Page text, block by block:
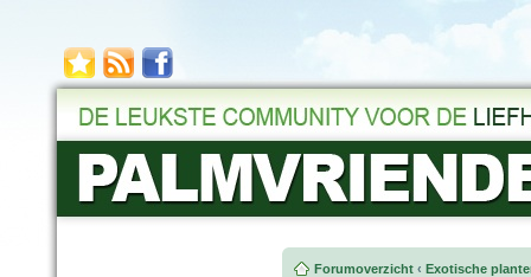
Forumoverzicht ‹ Exotische